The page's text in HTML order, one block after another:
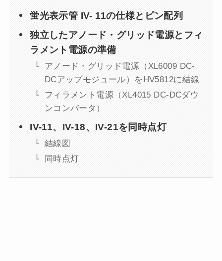
蛍光表示管 IV- 11の仕様とピン配列
独立したアノード・グリッド電源とフィ
ラメント電源の準備
アノード・グリッド電源（XL6009 DC-
DCアップモジュール）をHV5812に結線
フィラメント電源（XL4015 DC-DCダウ
ンコンバータ）
IV-11、IV-18、IV-21を同時点灯
結線図
同時点灯